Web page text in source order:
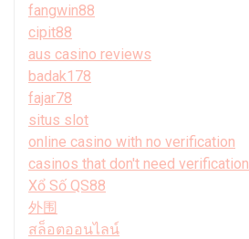
fangwin88
cipit88
aus casino reviews
badak178
fajar78
situs slot
online casino with no verification
casinos that don't need verification
Xổ Số QS88
外围
สล็อตออนไลน์